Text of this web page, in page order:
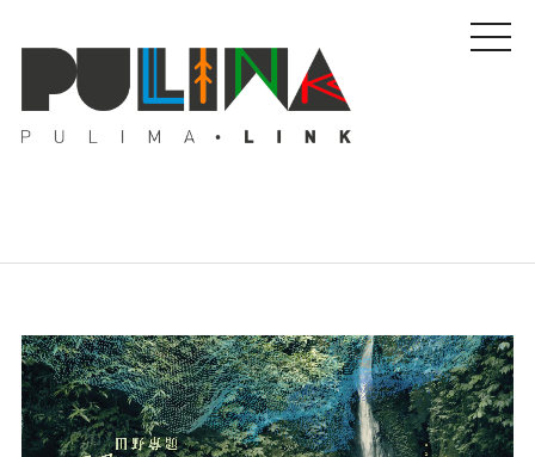
藝壇人物
Pulima藝術獎